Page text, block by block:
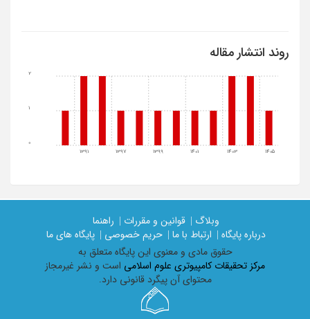
روند انتشار مقاله
1391 1397 1399 1401 1403 1405
0
1
2
وبلاگ | قوانین و مقررات |
راهنما
درباره پایگاه |
ارتباط با ما | حریم خصوصی |
پایگاه های ما
حقوق مادی و معنوی اين پايگاه متعلق به
مرکز تحقیقات کامپیوتری علوم اسلامی است و نشر غیرمجاز
محتوای آن پیگرد قانونی دارد.